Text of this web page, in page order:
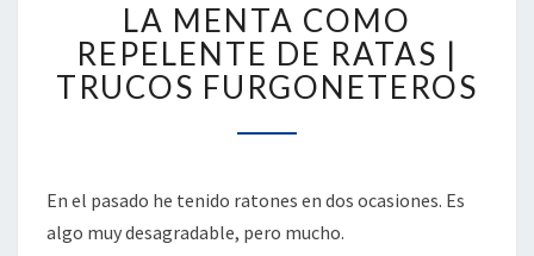
MENTA
COMO
REPELENTE
DE
FURGONETEROS
LA MENTA COMO
REPELENTE DE RATAS |
TRUCOS FURGONETEROS
En el pasado he tenido ratones en dos ocasiones. Es
algo muy desagradable, pero mucho.